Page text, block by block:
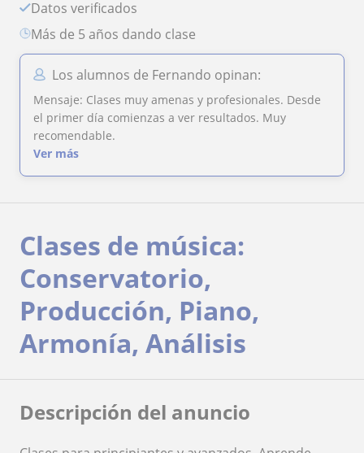
Datos verificados
más de 5 años dando clase
Los alumnos de Fernando opinan:
Mensaje: Clases muy amenas y profesionales. Desde
el primer día comienzas a ver resultados. Muy
recomendable.
Ver más
Clases de música:
Conservatorio,
Producción, Piano,
Armonía, Análisis
Descripción del anuncio